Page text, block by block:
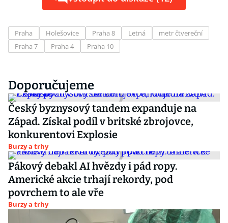
Praha Holešovice Praha 8 Letná
metr čtvereční
Praha 7
Praha 4 Praha 10
Doporučujeme
Český byznysový tandem expanduje na
Západ. Získal podíl v britské zbrojovce,
konkurentovi Explosie
Burzy a trhy
Pákový debakl AI hvězdy i pád ropy.
Americké akcie trhají rekordy, pod
povrchem to ale vře
Burzy a trhy